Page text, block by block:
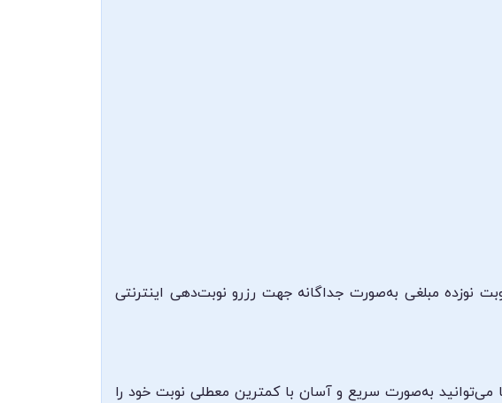
نوزده مبلغی به‌صورت جداگانه جهت رزرو نوبت‌دهی اینترنتی
می‌توانید به‌صورت سریع و آسان با کمترین معطلی نوبت خود را